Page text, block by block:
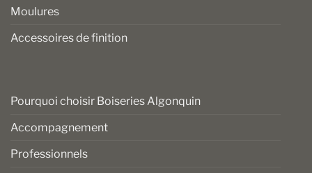
Moulures
Accessoires de finition
Pourquoi choisir Boiseries Algonquin
Accompagnement
Professionnels